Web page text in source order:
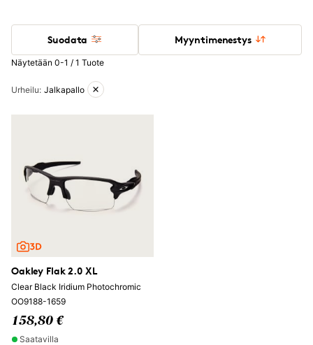
Suodata Myyntimenestys
Näytetään 0-1 / 1 Tuote
Aktiiviset suodattimet
Urheilu: Jalkapallo
Oakley Flak 2.0 XL
Clear Black Iridium Photochromic
OO9188-1659
158,80 €
Saatavilla